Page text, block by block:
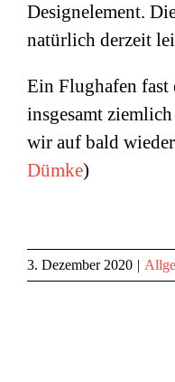
Designelement.
natürlich derzeit
Ein Flughafen
insgesamt
wir auf bald
Dümke)
3. Dezember 2020 |